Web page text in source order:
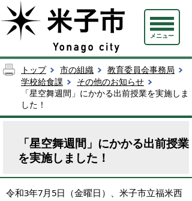
メニュー
トップ 市の組織
教育委員会事務局
学校給食課
その他のお知らせ
「星空舞週間」にかかる出前授業を実施しま
した！
「星空舞週間」にかかる出前授業
を実施しました！
令和3年7月5日（金曜日）、米子市立福米西